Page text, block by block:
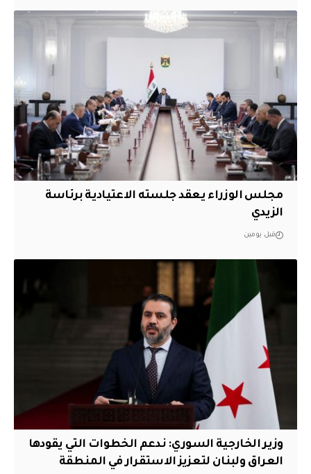
مجلس الوزراء يعقد جلسته الاعتيادية برئاسة
الزيدي
قبل يومين
وزير الخارجية السوري: ندعم الخطوات التي يقودها
العراق ولبنان لتعزيز الاستقرار في المنطقة